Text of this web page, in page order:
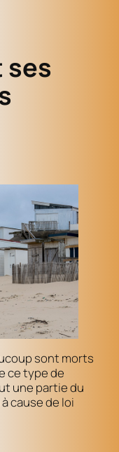
ses
sont morts
ce type de
une partie du
cause de loi